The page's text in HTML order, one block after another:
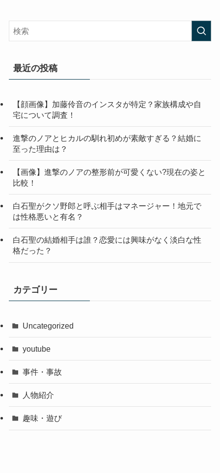
最近の投稿
【顔画像】加藤伶音のインスタが特定？家族構成や自
宅について調査！
進撃のノアとヒカルの馴れ初めが素敵すぎる？結婚に
至った理由は？
【画像】進撃のノアの整形前が可愛くない?現在の姿と
比較！
白石聖がクソ野郎と呼ぶ相手はマネージャー！地元で
は性格悪いと有名？
白石聖の結婚相手は誰？恋愛には興味がなく淡白な性
格だった？
カテゴリー
Uncategorized
youtube
事件・事故
人物紹介
趣味・遊び